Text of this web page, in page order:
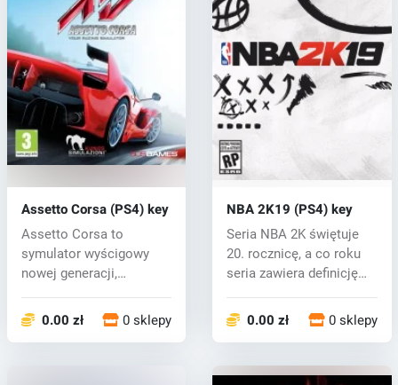
Assetto Corsa (PS4) key
Assetto Corsa to
symulator wyścigowy
nowej generacji,
0.00 zł 0 sklepy
NBA 2K19 (PS4) key
Seria NBA 2K świętuje
20. rocznicę, a co roku
seria zawiera definicję
0.00 zł 0 sklepy